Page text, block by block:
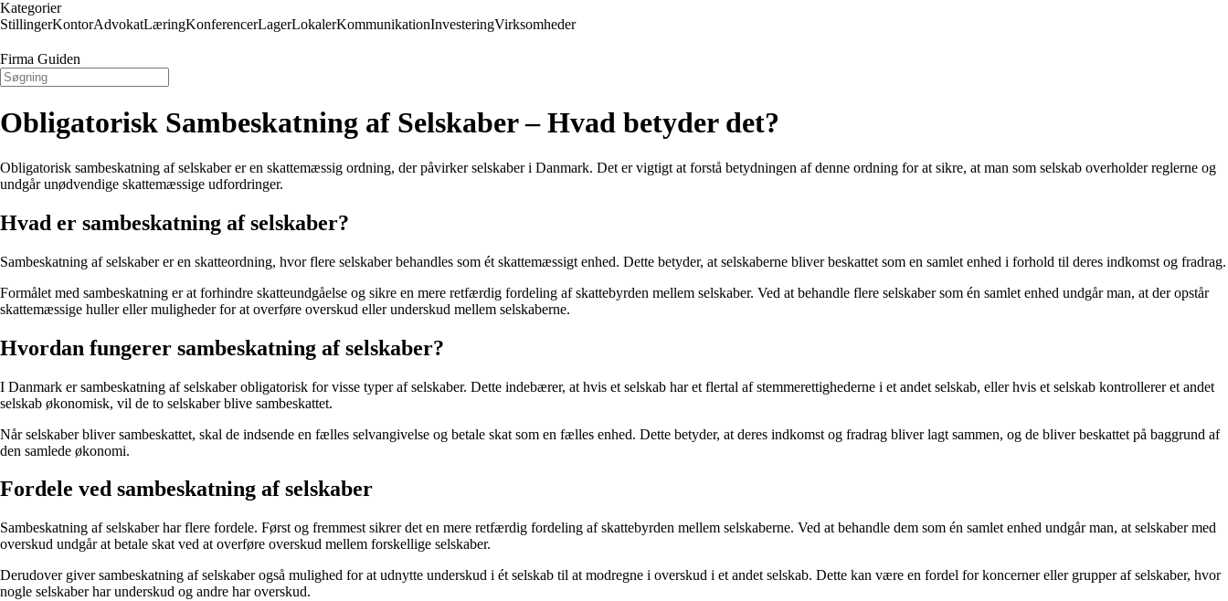
Kategorier
StillingerKontorAdvokatLæringKonferencerLagerLokalerKommunikationInvesteringVirksomheder
Firma Guiden
Obligatorisk Sambeskatning af Selskaber – Hvad betyder det?
Obligatorisk sambeskatning af selskaber er en skattemæssig ordning, der påvirker selskaber i Danmark. Det er vigtigt at forstå betydningen af denne ordning for at sikre, at man som selskab overholder reglerne og
undgår unødvendige skattemæssige udfordringer.
Hvad er sambeskatning af selskaber?
Sambeskatning af selskaber er en skatteordning, hvor flere selskaber behandles som ét skattemæssigt enhed. Dette betyder, at selskaberne bliver beskattet som en samlet enhed i forhold til deres indkomst og fradrag.
Formålet med sambeskatning er at forhindre skatteundgåelse og sikre en mere retfærdig fordeling af skattebyrden mellem selskaber. Ved at behandle flere selskaber som én samlet enhed undgår man, at der opstår
skattemæssige huller eller muligheder for at overføre overskud eller underskud mellem selskaberne.
Hvordan fungerer sambeskatning af selskaber?
I Danmark er sambeskatning af selskaber obligatorisk for visse typer af selskaber. Dette indebærer, at hvis et selskab har et flertal af stemmerettighederne i et andet selskab, eller hvis et selskab kontrollerer et andet
selskab økonomisk, vil de to selskaber blive sambeskattet.
Når selskaber bliver sambeskattet, skal de indsende en fælles selvangivelse og betale skat som en fælles enhed. Dette betyder, at deres indkomst og fradrag bliver lagt sammen, og de bliver beskattet på baggrund af
den samlede økonomi.
Fordele ved sambeskatning af selskaber
Sambeskatning af selskaber har flere fordele. Først og fremmest sikrer det en mere retfærdig fordeling af skattebyrden mellem selskaberne. Ved at behandle dem som én samlet enhed undgår man, at selskaber med
overskud undgår at betale skat ved at overføre overskud mellem forskellige selskaber.
Derudover giver sambeskatning af selskaber også mulighed for at udnytte underskud i ét selskab til at modregne i overskud i et andet selskab. Dette kan være en fordel for koncerner eller grupper af selskaber, hvor
nogle selskaber har underskud og andre har overskud.